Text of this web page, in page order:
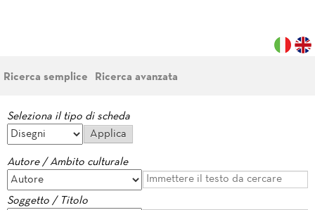
Ricerca semplice Ricerca avanzata
Seleziona il tipo di scheda
Autore / Ambito culturale
Soggetto / Titolo